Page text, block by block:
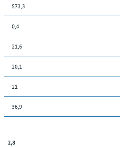
573,3
0,4
21,6
20,1
21
36,9
2,8